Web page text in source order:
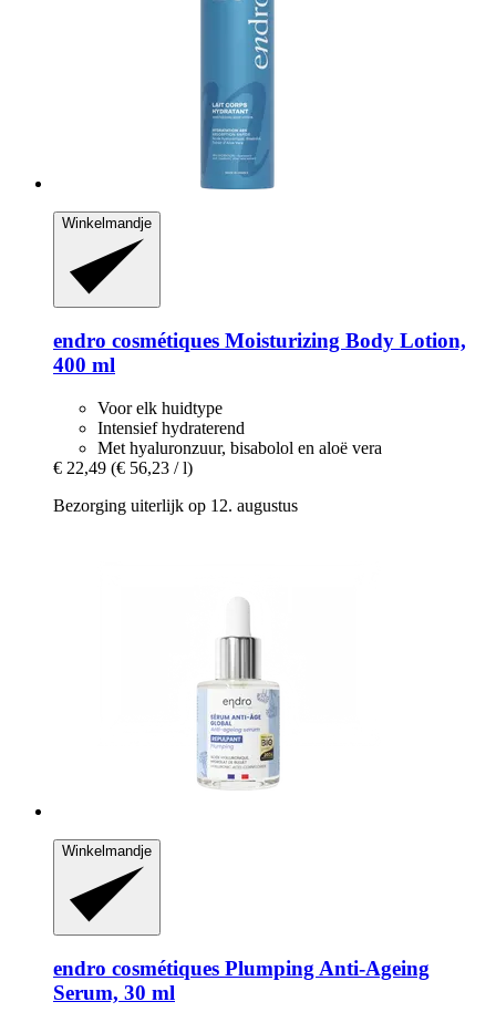
Winkelmandje
endro cosmétiques Moisturizing Body Lotion,
400 ml
Voor elk huidtype
Intensief hydraterend
Met hyaluronzuur, bisabolol en aloë vera
€ 22,49 (€ 56,23 / l)
Bezorging uiterlijk op 12. augustus
Winkelmandje
endro cosmétiques Plumping Anti-​Ageing
Serum, 30 ml